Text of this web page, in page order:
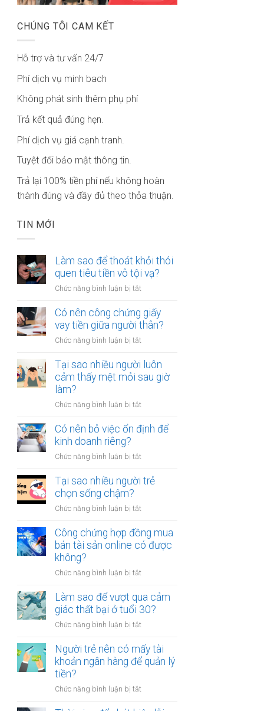
CHÚNG TÔI CAM KẾT
Hỗ trợ và tư vấn 24/7
Phí dịch vụ minh bach
Không phát sinh thêm phụ phí
Trả kết quả đúng hẹn.
Phí dịch vụ giá cạnh tranh.
Tuyệt đối bảo mật thông tin.
Trả lại 100% tiền phí nếu không hoàn
thành đúng và đầy đủ theo thỏa thuận.
TIN MỚI
Làm sao để thoát khỏi thói
quen tiêu tiền vô tội vạ?
Chức năng bình luận bị tắt
sao
để
khỏi
quen
tiêu
vạ?
Có nên công chứng giấy
vay tiền giữa người thân?
Chức năng bình luận bị tắt
nên
công
chứng
vay
giữa
Tại sao nhiều người luôn
cảm thấy mệt mỏi sau giờ
làm?
Chức năng bình luận bị tắt
sao
luôn
thấy
làm?
Có nên bỏ việc ổn định để
kinh doanh riêng?
Chức năng bình luận bị tắt
nên
ổn
để
kinh
Tại sao nhiều người trẻ
chọn sống chậm?
Chức năng bình luận bị tắt
sao
nhiều
chọn
chậm?
Công chứng hợp đồng mua
bán tài sản online có được
không?
Chức năng bình luận bị tắt
chứng
hợp
mua
tài
sản
không?
Làm sao để vượt qua cảm
giác thất bại ở tuổi 30?
Chức năng bình luận bị tắt
sao
để
vượt
cảm
Người trẻ nên có mấy tài
khoản ngân hàng để quản lý
tiền?
Chức năng bình luận bị tắt